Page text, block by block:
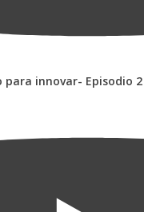
para innovar- Episodio